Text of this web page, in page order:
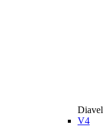
Diavel
V4